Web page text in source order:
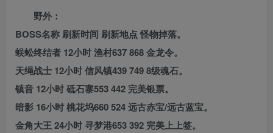
野外：
BOSS名称 刷新时间 刷新地点 怪物掉落。
蜈蚣终结者 12小时 渔村637 868 金龙令。
天绳战士 12小时 信风镇439 749 8级魂石。
镇音 12小时 砥石寨553 442 完美银票。
暗影 16小时 桃花坞660 524 远古赤宝/远古蓝宝。
金角大王 24小时 寻梦港653 392 完美上上签。